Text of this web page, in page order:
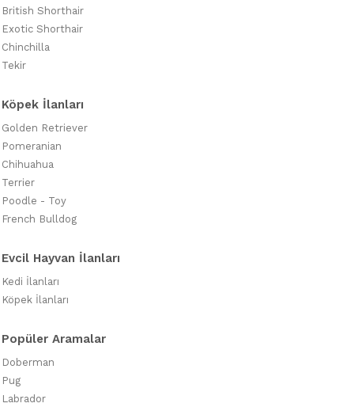
British Shorthair
Exotic Shorthair
Chinchilla
Tekir
Köpek İlanları
Golden Retriever
Pomeranian
Chihuahua
Terrier
Poodle - Toy
French Bulldog
Evcil Hayvan İlanları
Kedi İlanları
Köpek İlanları
Popüler Aramalar
Doberman
Pug
Labrador